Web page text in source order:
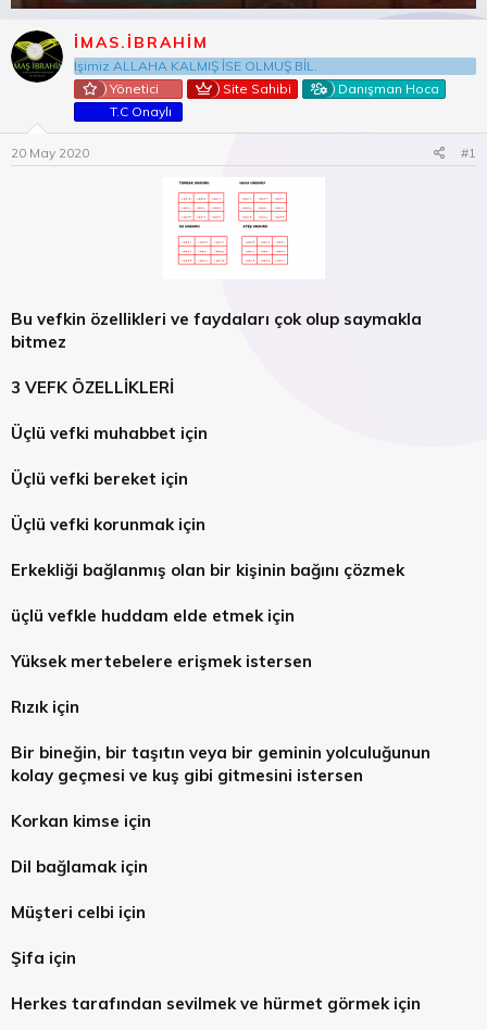
b
u
y
a
ş
l
a
n
g
ı
ç
IMAS.IBRAHIM
Işimiz ALLAHA KALMIŞ İSE OLMUŞ BİL.
Yönetici
Site Sahibi
Danışman Hoca
T.C Onaylı
20 May 2020 #1
Bu vefkin özellikleri ve faydaları çok olup saymakla
bitmez
3 VEFK ÖZELLİKLERİ
Üçlü vefki muhabbet için
Üçlü vefki bereket için
Üçlü vefki korunmak için
Erkekliği bağlanmış olan bir kişinin bağını çözmek
üçlü vefkle huddam elde etmek için
Yüksek mertebelere erişmek istersen
Rızık için
Bir bineğin, bir taşıtın veya bir geminin yolculuğunun
kolay geçmesi ve kuş gibi gitmesini istersen
Korkan kimse için
Dil bağlamak için
Müşteri celbi için
Şifa için
Herkes tarafından sevilmek ve hürmet görmek için